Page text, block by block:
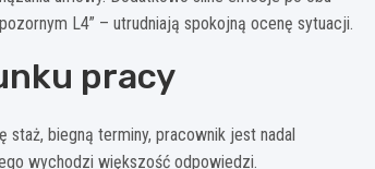
L4” – utrudniają spokojną ocenę sytuacji.
pracy
staż, biegną terminy, pracownik jest nadal
wychodzi większość odpowiedzi.